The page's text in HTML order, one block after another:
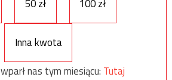
50 zł 100 zł
Inna kwota
nas tym miesiącu: Tutaj